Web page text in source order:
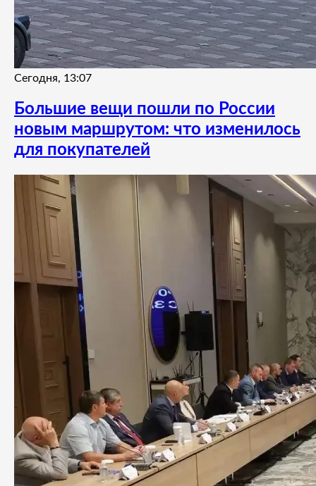
Сегодня, 13:07
Большие вещи пошли по России
новым маршрутом: что изменилось
для покупателей